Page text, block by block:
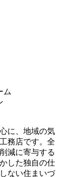
ム
に、地域の気
務店です。全
減に寄与する
した独自の仕
ない住まいづ